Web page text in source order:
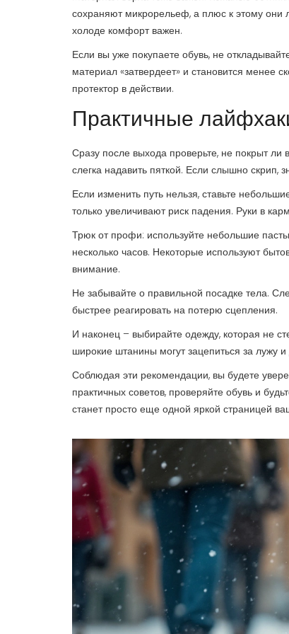
сохраняют микрорельеф, а плюс к этому они
холоде комфорт важен.
Если вы уже покупаете обувь, не
материал «затвердеет» и становится менее
протектор в действии.
Практичные
Сразу после выхода проверьте, не покрыт
слегка надавить пяткой. Если слышно скрип,
Если изменить путь нельзя, ставьте
только увеличивают риск падения. Руки в
Трюк от профи: используйте небольшие
несколько часов. Некоторые используют
внимание.
Не забывайте о правильной посадке тела.
быстрее реагировать на потерю сцепления.
И наконец – выбирайте одежду, которая не
широкие штанины могут зацепиться за лужу
Соблюдая эти рекомендации, вы будете
практичных советов, проверяйте обувь и
станет просто еще одной яркой страницей